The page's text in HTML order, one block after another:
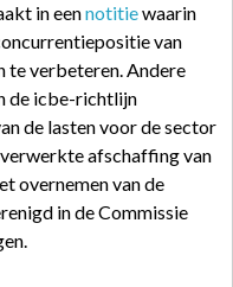
in eennotitiewaarin
van
te verbeteren. Andere
de icbe-richtlijn
de lasten voor de sector
afschaffing van
overnemen van de
in de Commissie